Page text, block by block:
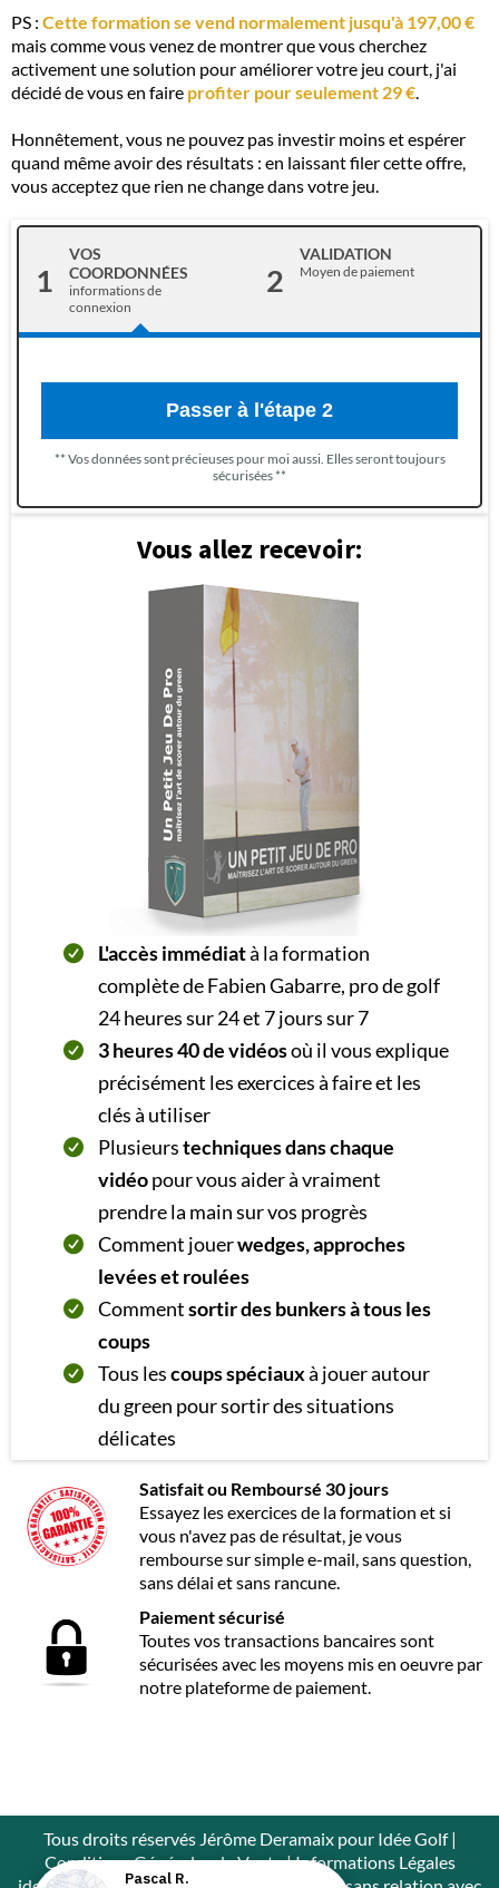
PS : Cette formation se vend normalement jusqu'à 197,00 €
mais comme vous venez de montrer que vous cherchez
activement une solution pour améliorer votre jeu court, j'ai
décidé de vous en faire profiter pour seulement 29 €.
Honnêtement, vous ne pouvez pas investir moins et espérer
quand même avoir des résultats : en laissant filer cette offre,
vous acceptez que rien ne change dans votre jeu.
1
VOS
COORDONNÉES
informations de
connexion
2
VALIDATION
Moyen de paiement
Passer à l'étape 2
** Vos données sont précieuses pour moi aussi. Elles seront toujours
sécurisées **
Vous allez recevoir:
L'accès immédiatà la formation
complète de Fabien Gabarre, pro de golf
24 heures sur 24 et 7 jours sur 7
3 heures 40 de vidéosoù il vous explique
précisément les exercices à faire et les
clés à utiliser
​Plusieurstechniques dans chaque
vidéopour vous aider à vraiment
prendre la main sur vos progrès
Comment jouerwedges, approches
levées et roulées
Commentsortir des bunkers à tous les
coups
Tous lescoups spéciauxà jouer autour
du green pour sortir des situations
délicates
Satisfait ou Remboursé 30 jours
Essayez les exercices de la formation et si
vous n'avez pas de résultat, je vous
rembourse sur simple e-mail, sans question,
sans délai et sans rancune.
Paiement sécurisé
Toutes vos transactions bancaires sont
sécurisées avec les moyens mis en oeuvre par
notre plateforme de paiement.
Tous droits réservés Jérôme Deramaix pour Idée Golf |
Conditions Générales de Vente|Informations Légales